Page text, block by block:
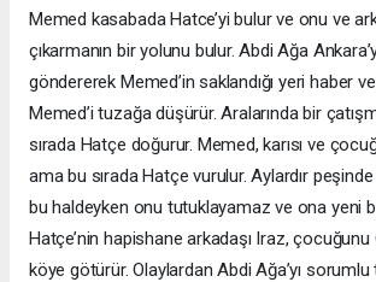
Memed kasabada Hatce’yi bulur ve onu ve
çıkarmanın bir yolunu bulur. Abdi Ağa
göndererek Memed’in saklandığı yeri haber
Memed’i tuzağa düşürür. Aralarında bir
sırada Hatçe doğurur. Memed, karısı ve
ama bu sırada Hatçe vurulur. Aylardır
bu haldeyken onu tutuklayamaz ve ona yeni
Hatçe’nin hapishane arkadaşı Iraz, çocuğunu
köye götürür. Olaylardan Abdi Ağa’yı